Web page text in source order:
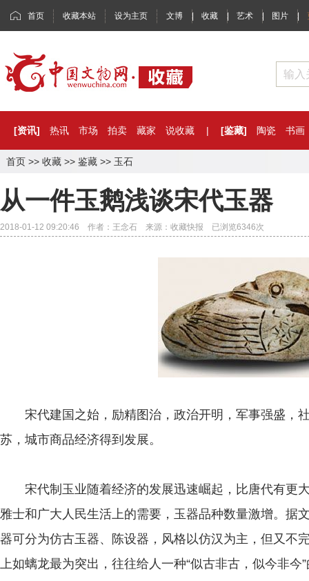
首页 收藏本站 设为主页 文博 | 收藏 | 艺术 | 图片 |
[资讯] 热讯 市场 拍卖 藏家 说收藏 | [鉴藏] 陶瓷 书画
首页 >> 收藏 >> 鉴藏 >> 玉石
从一件玉鹅浅谈宋代玉器
2018-01-12 09:20:46 作者：王念石 来源：收藏快报 已浏览6346次
宋代建国之始，励精图治，政治开明，军事强盛，
苏，城市商品经济得到发展。
宋代制玉业随着经济的发展迅速崛起，比唐代有更
雅士和广大人民生活上的需要，玉器品种数量激增。据
器可分为仿古玉器、陈设器，风格以仿汉为主，但又不
上如螭龙最为突出，往往给人一种“似古非古，似今非今